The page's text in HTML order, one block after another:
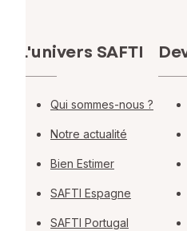
L'univers SAFTI
Qui sommes-nous ?
Notre actualité
Bien Estimer
SAFTI Espagne
SAFTI Portugal